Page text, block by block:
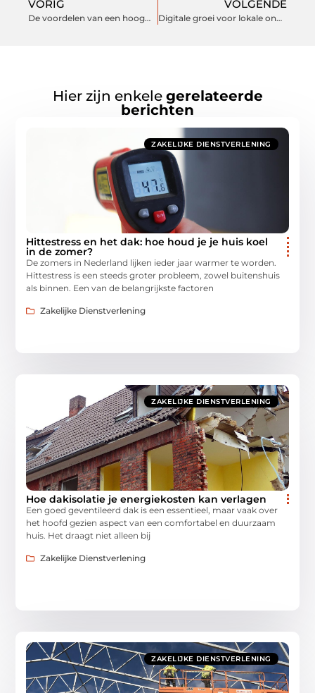
VORIG
De voordelen van een hoogwerker huren in Noord-Holland
VOLGENDE
Digitale groei voor lokale ondernemingen
Hier zijn enkele gerelateerde
berichten
ZAKELIJKE DIENSTVERLENING
Hittestress en het dak: hoe houd je je huis koel
in de zomer?
De zomers in Nederland lijken ieder jaar warmer te worden.
Hittestress is een steeds groter probleem, zowel buitenshuis
als binnen. Een van de belangrijkste factoren
Zakelijke Dienstverlening
ZAKELIJKE DIENSTVERLENING
Hoe dakisolatie je energiekosten kan verlagen
Een goed geventileerd dak is een essentieel, maar vaak over
het hoofd gezien aspect van een comfortabel en duurzaam
huis. Het draagt niet alleen bij
Zakelijke Dienstverlening
ZAKELIJKE DIENSTVERLENING